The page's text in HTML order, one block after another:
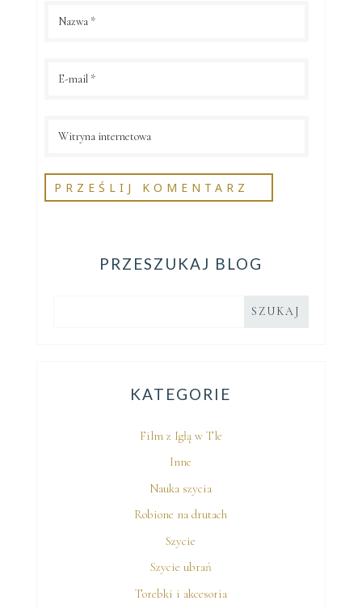
PRZESZUKAJ BLOG
KATEGORIE
Film z Igłą w Tle
Inne
Nauka szycia
Robione na drutach
Szycie
Szycie ubrań
Torebki i akcesoria